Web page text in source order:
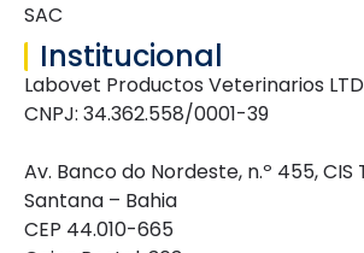
SAC
Institucional
Labovet Productos Veterinarios LTD
CNPJ: 34.362.558/0001-39
Av. Banco do Nordeste, n.º 455,
Santana – Bahia
CEP 44.010-665